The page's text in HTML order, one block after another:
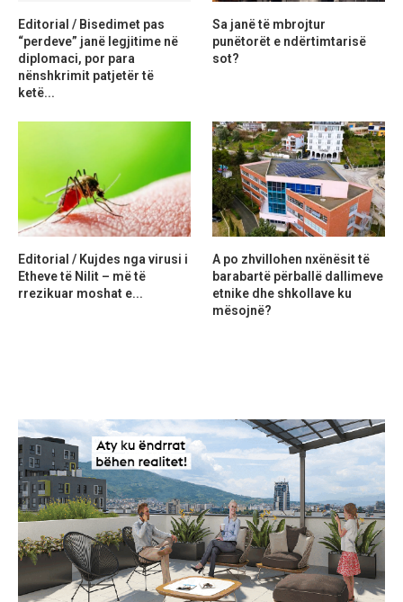
Editorial / Bisedimet pas
“perdeve” janë legjitime në
diplomaci, por para
nënshkrimit patjetër të
ketë...
Sa janë të mbrojtur
punëtorët e ndërtimtarisë
sot?
Editorial / Kujdes nga virusi i
Etheve të Nilit – më të
rrezikuar moshat e...
A po zhvillohen nxënësit të
barabartë përballë dallimeve
etnike dhe shkollave ku
mësojnë?